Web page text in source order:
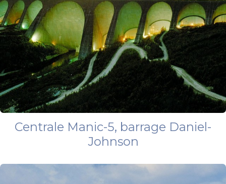
Centrale Manic-5, barrage Daniel-
Johnson